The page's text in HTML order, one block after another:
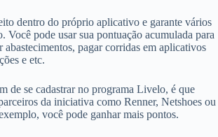
dentro do próprio aplicativo e garante vários
Você pode usar sua pontuação acumulada para
abastecimentos, pagar corridas em aplicativos
e etc.
de se cadastrar no programa Livelo, é que
da iniciativa como Renner, Netshoes ou
você pode ganhar mais pontos.